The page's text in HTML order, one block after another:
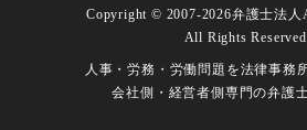
人事・労務・労働問題を法律事務
会社側・経営者側専門の弁護
試用期間とは｜解雇や期間の延長、注
労働者とは｜定義や関連する法律など
目的や義務一
Copyright © 2007-2026弁護士法人
All Rights Reserved.